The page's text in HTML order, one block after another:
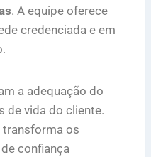
. A equipe oferece
credenciada e em
a adequação do
de vida do cliente.
transforma os
confiança